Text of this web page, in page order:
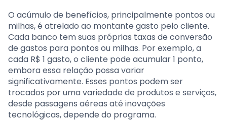
O acúmulo de benefícios, principalmente pontos ou
milhas, é atrelado ao montante gasto pelo cliente.
Cada banco tem suas próprias taxas de conversão
de gastos para pontos ou milhas. Por exemplo, a
cada R$ 1 gasto, o cliente pode acumular 1 ponto,
embora essa relação possa variar
significativamente. Esses pontos podem ser
trocados por uma variedade de produtos e serviços,
desde passagens aéreas até inovações
tecnológicas, depende do programa.